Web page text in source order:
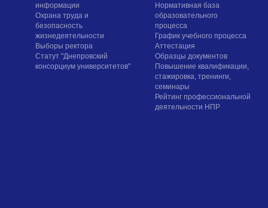
информации
Охрана труда и
безопасность
жизнедеятельности
Выборы ректора
Статут "Днепровский
консорциум университетов"
Нормативная база
образовательного
процесса
График учебного процесса
Аттестация
Образцы документов
Повышение квалификации,
стажировка, тренинги,
семинары
Рейтинг профессиональной
деятельности НПР